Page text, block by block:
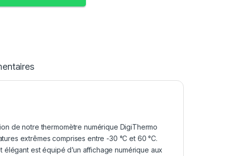
de notre thermomètre numérique DigiThermo
extrêmes comprises entre -30 °C et 60 °C.
est équipé d’un affichage numérique aux